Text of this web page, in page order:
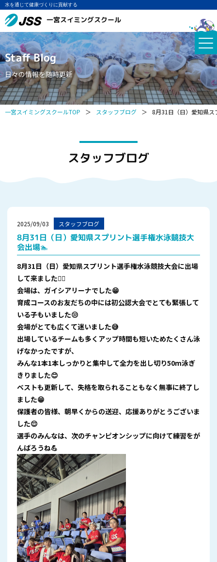
水を通じて健康づくりに貢献する
一宮スイミングスクール
Staff Blog
日々の情報を随時更新
一宮スイミングスクールTOP ＞ スタッフブログ ＞ 8月31日（日）愛知県
スタッフブログ
2025/09/03 スタッフブログ
8月31日（日）愛知県スプリント選手権水泳競技大
会出場🏊
8月31日（日）愛知県スプリント選手権水泳競技大会に出場
して来ました🏊‍♀️
会場は、ガイシアリーナでした😁
育成コースのお友だちの中には初公認大会でとても緊張して
いる子もいました😒
会場がとても広くて迷いました😅
出場しているチームも多くアップ時間も短いためたくさん泳
げなかったですが、
みんな1本1本しっかりと集中して全力を出し切り50m泳ぎ
きりました😊
ベストも更新して、失格を取られることもなく無事に終了し
ました😁
保護者の皆様、朝早くからの送迎、応援ありがとうございま
した😌
選手のみんなは、次のチャンピオンシップに向けて練習をが
んばろうね💪